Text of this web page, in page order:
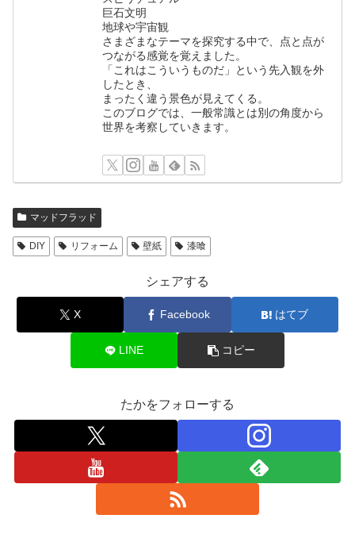
巨石文明
地球や宇宙観
さまざまなテーマを探究する中で、点と点が
つながる感覚を覚えました。
「これはこういうものだ」という先入観を外
したとき、
まったく違う景色が見えてくる。
このブログでは、一般常識とは別の角度から
世界を考察していきます。
マッドフラッド
DIY リフォーム 壁紙 漆喰
シェアする
X Facebook はてブ
LINE コピー
たかをフォローする